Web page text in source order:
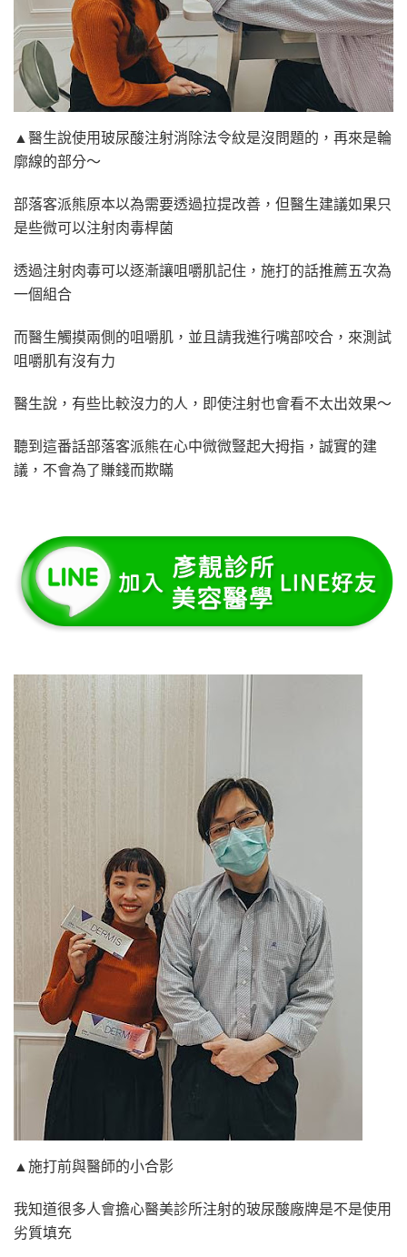
▲醫生說使用玻尿酸注射消除法令紋是沒問題的，再來是輪
廓線的部分～
部落客派熊原本以為需要透過拉提改善，但醫生建議如果只
是些微可以注射肉毒桿菌
透過注射肉毒可以逐漸讓咀嚼肌記住，施打的話推薦五次為
一個組合
而醫生觸摸兩側的咀嚼肌，並且請我進行嘴部咬合，來測試
咀嚼肌有沒有力
醫生說，有些比較沒力的人，即使注射也會看不太出效果～
聽到這番話部落客派熊在心中微微豎起大拇指，誠實的建
議，不會為了賺錢而欺瞞
▲施打前與醫師的小合影
我知道很多人會擔心醫美診所注射的玻尿酸廠牌是不是使用
劣質填充